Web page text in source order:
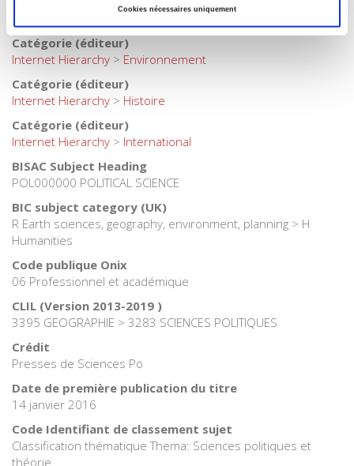
Cookies nécessaires uniquement
Catégorie (éditeur)
Internet Hierarchy > Environnement
Catégorie (éditeur)
Internet Hierarchy > Histoire
Catégorie (éditeur)
Internet Hierarchy > International
BISAC Subject Heading
POL000000 POLITICAL SCIENCE
BIC subject category (UK)
R Earth sciences, geography, environment, planning > H
Humanities
Code publique Onix
06 Professionnel et académique
CLIL (Version 2013-2019 )
3395 GEOGRAPHIE > 3283 SCIENCES POLITIQUES
Crédit
Presses de Sciences Po
Date de première publication du titre
14 janvier 2016
Code Identifiant de classement sujet
Classification thématique Thema: Sciences politiques et
théorie